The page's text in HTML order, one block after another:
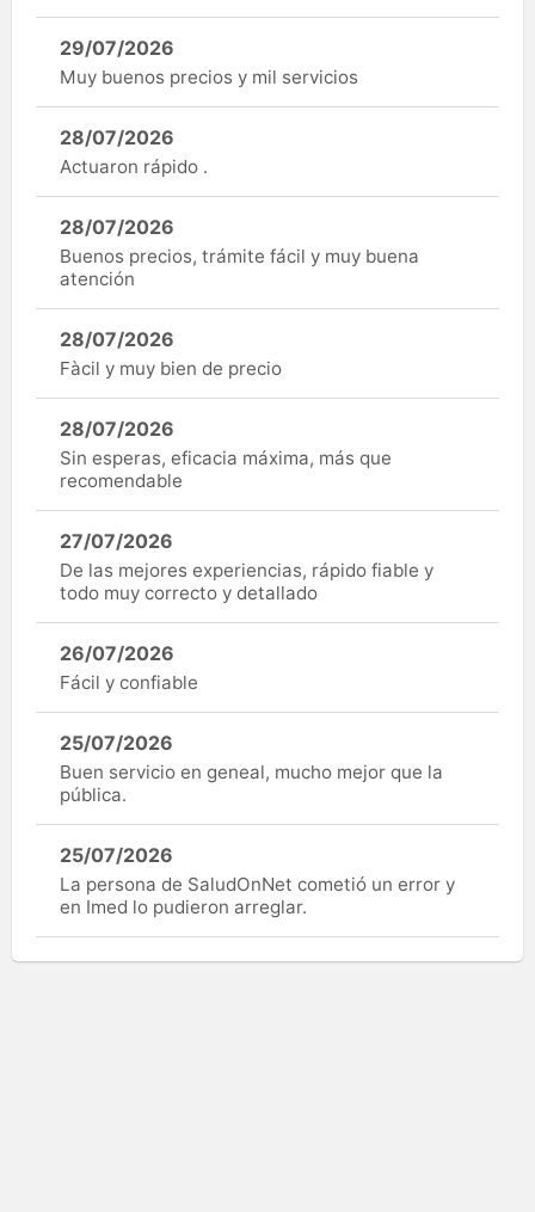
29/07/2026
Muy buenos precios y mil servicios
28/07/2026
Actuaron rápido .
28/07/2026
Buenos precios, trámite fácil y muy buena
atención
28/07/2026
Fàcil y muy bien de precio
28/07/2026
Sin esperas, eficacia máxima, más que
recomendable
27/07/2026
De las mejores experiencias, rápido fiable y
todo muy correcto y detallado
26/07/2026
Fácil y confiable
25/07/2026
Buen servicio en geneal, mucho mejor que la
pública.
25/07/2026
La persona de SaludOnNet cometió un error y
en Imed lo pudieron arreglar.